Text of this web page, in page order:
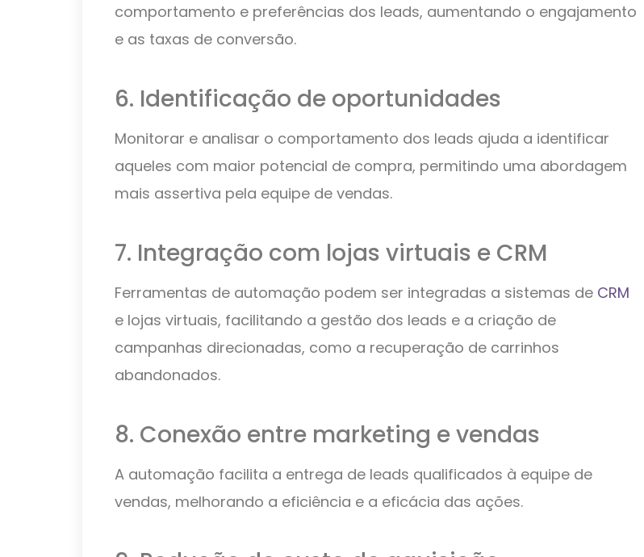
comportamento e preferências dos leads, aumentando o engajamento
e as taxas de conversão.
6. Identificação de oportunidades
Monitorar e analisar o comportamento dos leads ajuda a identificar
aqueles com maior potencial de compra, permitindo uma abordagem
mais assertiva pela equipe de vendas.
7. Integração com lojas virtuais e CRM
Ferramentas de automação podem ser integradas a sistemas de CRM
e lojas virtuais, facilitando a gestão dos leads e a criação de
campanhas direcionadas, como a recuperação de carrinhos
abandonados.
8. Conexão entre marketing e vendas
A automação facilita a entrega de leads qualificados à equipe de
vendas, melhorando a eficiência e a eficácia das ações.